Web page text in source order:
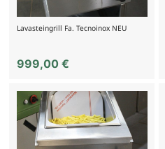
Lavasteingrill Fa. Tecnoinox NEU
999,00 €